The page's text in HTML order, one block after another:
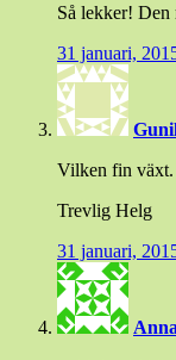
Så lekker! Den
31 januari,
Vilken fin växt.
Trevlig Helg
31 januari,